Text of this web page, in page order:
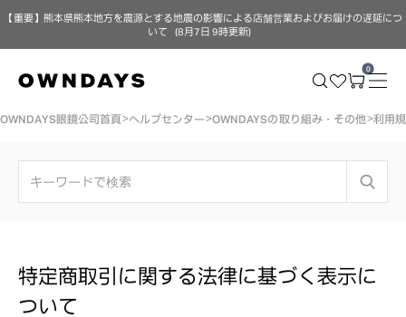
【重要】熊本県熊本地方を震源とする地震の影響による店舗営業およびお届けの遅延につ
いて（8月7日 9時更新）
0
OWNDAYS眼鏡公司首頁 ヘルプセンター OWNDAYSの取り組み・その他 利用
特定商取引に関する法律に基づく表示に
ついて